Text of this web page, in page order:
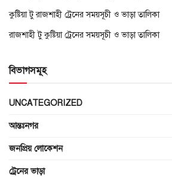
কুষ্টিয়া টু রাজশাহী ট্রেনের সময়সূচী ও ভাড়া তালিকা
রাজশাহী টু কুষ্টিয়া ট্রেনের সময়সূচী ও ভাড়া তালিকা
বিভাগসমূহ
UNCATEGORIZED
আন্তঃনগর
জনপ্রিয় লোকেশন
ট্রেনের ভাড়া